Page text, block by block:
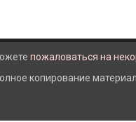
пожаловаться на
копирование